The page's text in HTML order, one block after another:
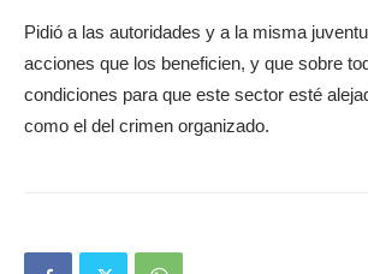
Pidió a las autoridades y a la misma
acciones que los beneficien, y que sobre
condiciones para que este sector esté
como el del crimen organizado.